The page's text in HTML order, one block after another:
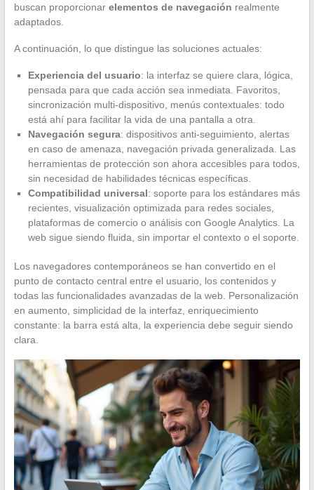
buscan proporcionar elementos de navegación realmente
adaptados.
A continuación, lo que distingue las soluciones actuales:
Experiencia del usuario: la interfaz se quiere clara, lógica,
pensada para que cada acción sea inmediata. Favoritos,
sincronización multi-dispositivo, menús contextuales: todo
está ahí para facilitar la vida de una pantalla a otra.
Navegación segura: dispositivos anti-seguimiento, alertas
en caso de amenaza, navegación privada generalizada. Las
herramientas de protección son ahora accesibles para todos,
sin necesidad de habilidades técnicas específicas.
Compatibilidad universal: soporte para los estándares más
recientes, visualización optimizada para redes sociales,
plataformas de comercio o análisis con Google Analytics. La
web sigue siendo fluida, sin importar el contexto o el soporte.
Los navegadores contemporáneos se han convertido en el
punto de contacto central entre el usuario, los contenidos y
todas las funcionalidades avanzadas de la web. Personalización
en aumento, simplicidad de la interfaz, enriquecimiento
constante: la barra está alta, la experiencia debe seguir siendo
clara.